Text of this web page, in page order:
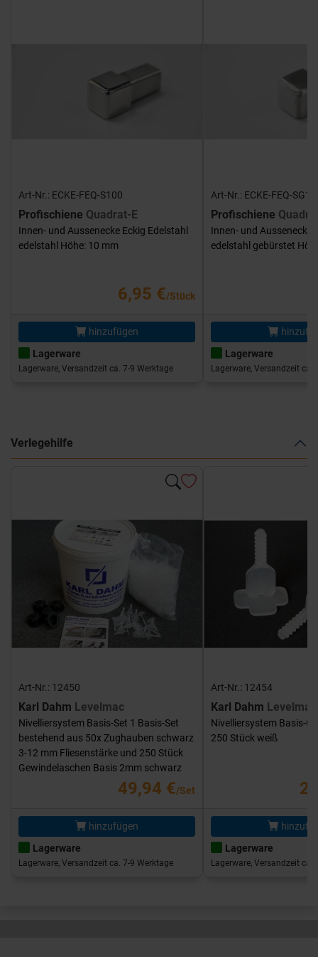
Art-Nr.: ECKE-FEQ-S100
Profischiene Quadrat-E
Innen- und Aussenecke Eckig Edelstahl
edelstahl Höhe: 10 mm
6,95 €/Stück
hinzufügen
Lagerware
Lagerware, Versandzeit ca. 7-9 Werktage
Art-Nr.: ECKE-FEQ-
Profischiene
Innen- und Aussenecke
edelstahl gebürstet
Lagerware
Lagerware, Versandzeit ca.
Verlegehilfe
Art-Nr.: 12450
Karl Dahm Levelmac
Nivelliersystem Basis-Set 1 Basis-Set
bestehend aus 50x Zughauben schwarz
3-12 mm Fliesenstärke und 250 Stück
Gewindelaschen Basis 2mm schwarz
49,94 €/Set
hinzufügen
Lagerware
Lagerware, Versandzeit ca. 7-9 Werktage
Art-Nr.: 12454
Karl Dahm Levelmac
Nivelliersystem Basis-
250 Stück weiß
Lagerware
Lagerware, Versandzeit ca.